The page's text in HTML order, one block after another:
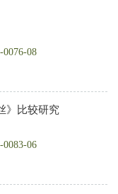
0076-08
》比较研究
0083-06